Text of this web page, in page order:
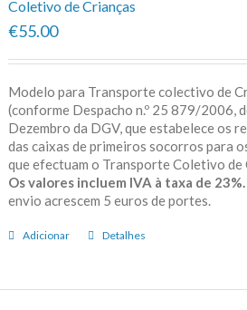
Coletivo de Crianças
€55.00
Modelo para Transporte colectivo de
(conforme Despacho n.º 25 879/2006,
Dezembro da DGV, que estabelece os
das caixas de primeiros socorros para
que efectuam o Transporte Coletivo de
Os valores incluem IVA à taxa de 23%.
envio acrescem 5 euros de portes.
Adicionar Detalhes